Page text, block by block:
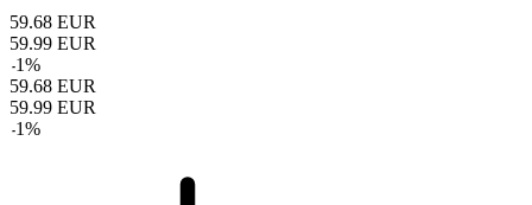
59.68 EUR
59.99 EUR
-1%
59.68 EUR
59.99 EUR
-1%